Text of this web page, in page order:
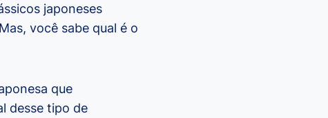
japoneses
você sabe qual é o
que
desse tipo de